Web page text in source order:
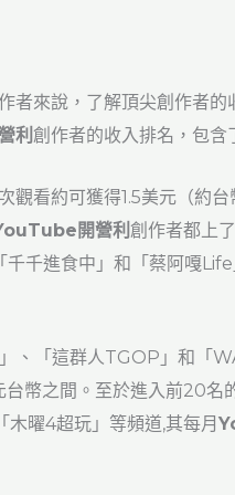
者來說，了解頂尖創作者的
利 創作者的收入排名，包含
看約可獲得1.5美元（約台
開營利 創作者都上
進食中」和「蔡阿嘎Life
、「這群人TGOP」和「
幣之間。至於進入前20名
曜4超玩」等頻道,其每月